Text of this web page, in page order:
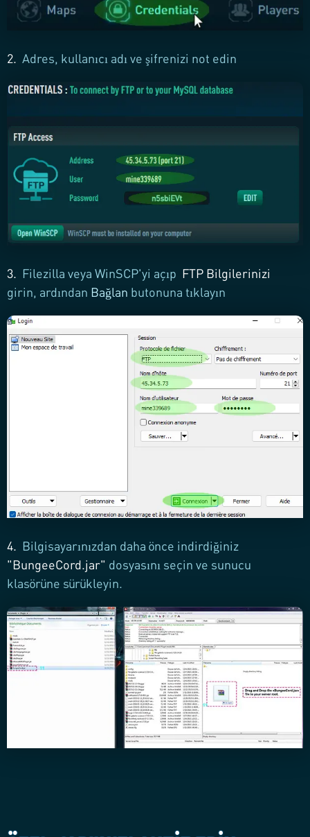
2. Adres, kullanıcı adı ve şifrenizi not edin
3. Filezilla veya WinSCP'yi açıp FTP Bilgilerinizi
girin, ardından Bağlan butonuna tıklayın
4. Bilgisayarınızdan daha önce indirdiğiniz
"BungeeCord.jar" dosyasını seçin ve sunucu
klasörüne sürükleyin.